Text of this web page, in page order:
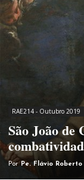
RAE214 - Outubro 2019
São João de
Por Pe. Flávio